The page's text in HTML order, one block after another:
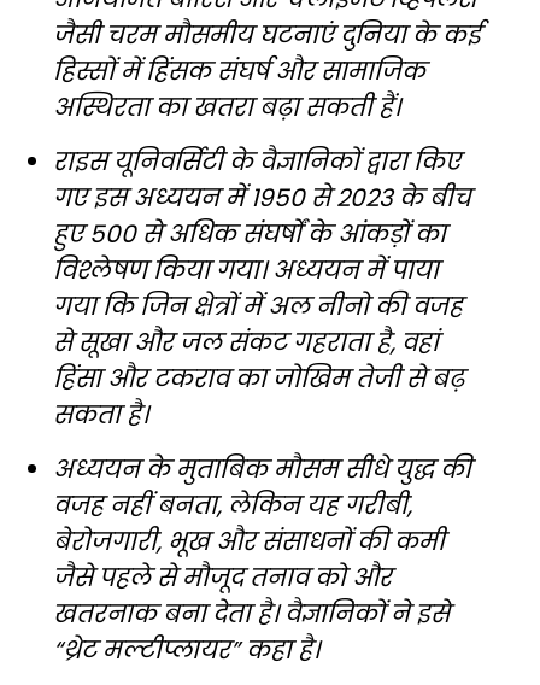
जैसी चरम मौसमीय घटनाएं दुनिया के कई
हिस्सों में हिंसक संघर्ष और सामाजिक
अस्थिरता का खतरा बढ़ा सकती हैं।
राइस यूनिवर्सिटी के वैज्ञानिकों द्वारा किए
गए इस अध्ययन में 1950 से 2023 के बीच
हुए 500 से अधिक संघर्षों के आंकड़ों का
विश्लेषण किया गया। अध्ययन में पाया
गया कि जिन क्षेत्रों में अल नीनो की वजह
से सूखा और जल संकट गहराता है, वहां
हिंसा और टकराव का जोखिम तेजी से बढ़
सकता है।
अध्ययन के मुताबिक मौसम सीधे युद्ध की
वजह नहीं बनता, लेकिन यह गरीबी,
बेरोजगारी, भूख और संसाधनों की कमी
जैसे पहले से मौजूद तनाव को और
खतरनाक बना देता है। वैज्ञानिकों ने इसे
“थ्रेट मल्टीप्लायर” कहा है।